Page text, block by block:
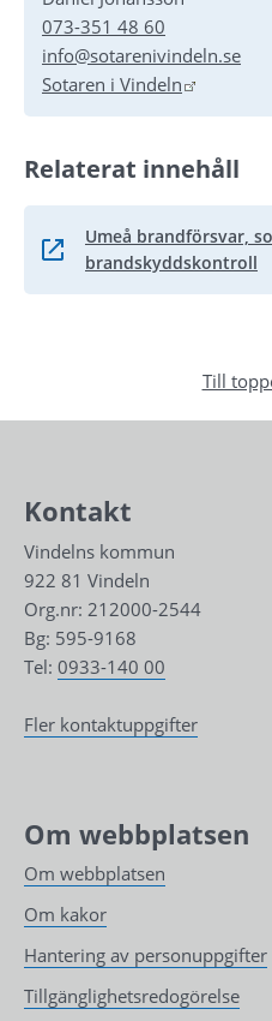
073-351 48 60
info@sotarenivindeln.se
Sotaren i Vindeln
Relaterat innehåll
Umeå brandförsvar,
brandskyddskontroll
Länk till annan webbplats,
Till
Kontakt
Vindelns kommun
922 81 Vindeln
Org.nr: 212000-2544
Bg: 595-9168
Tel: 0933-140 00
Fler kontaktuppgifter
Om webbplatsen
Om webbplatsen
Om kakor
Hantering av personuppgifter
Tillgänglighetsredogörelse